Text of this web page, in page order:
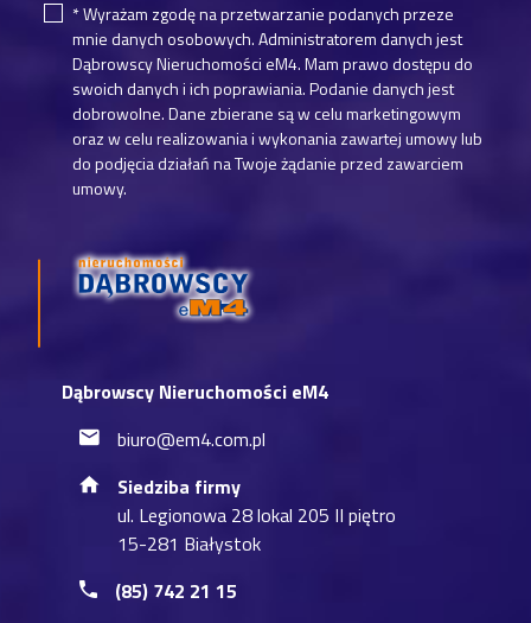
Dąbrowscy Nieruchomości eM4
biuro@em4.com.pl
Siedziba firmy
ul. Legionowa 28 lokal 205 II piętro
15-281 Białystok
(85) 742 21 15
* Wyrażam zgodę na przetwarzanie podanych przeze
mnie danych osobowych. Administratorem danych jest
Dąbrowscy Nieruchomości eM4. Mam prawo dostępu do
swoich danych i ich poprawiania. Podanie danych jest
dobrowolne. Dane zbierane są w celu marketingowym
oraz w celu realizowania i wykonania zawartej umowy lub
do podjęcia działań na Twoje żądanie przed zawarciem
umowy.